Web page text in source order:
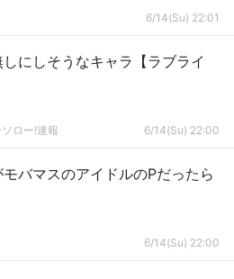
6/14(Su) 22:01
にしそうなキャラ【ラブライ
ロー!速報 6/14(Su) 22:00
バマスのアイドルのPだったら
6/14(Su) 22:00